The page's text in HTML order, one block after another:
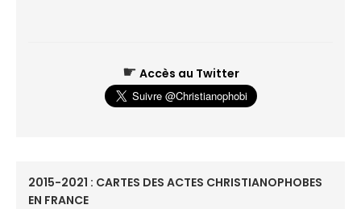
☛ Accès au Twitter
2015-2021 : CARTES DES ACTES CHRISTIANOPHOBES
EN FRANCE